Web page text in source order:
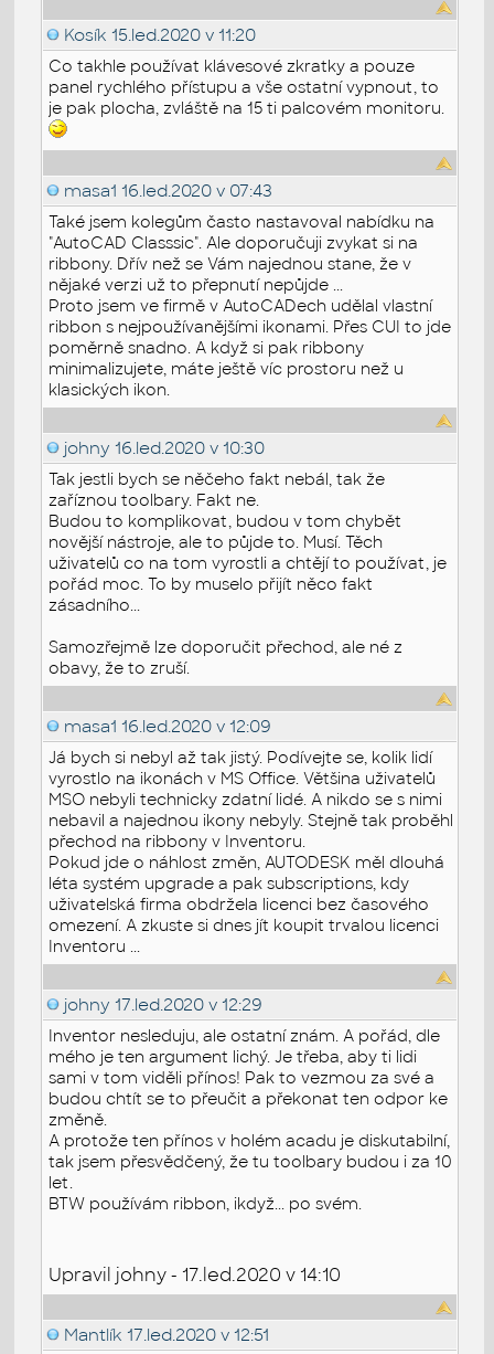
Kosík 15.led.2020 v 11:20
Co takhle používat klávesové zkratky a pouze
panel rychlého přístupu a vše ostatní vypnout, to
je pak plocha, zvláště na 15 ti palcovém monitoru.
masa1 16.led.2020 v 07:43
Také jsem kolegům často nastavoval nabídku na
"AutoCAD Classsic". Ale doporučuji zvykat si na
ribbony. Dřív než se Vám najednou stane, že v
nějaké verzi už to přepnutí nepůjde ...
Proto jsem ve firmě v AutoCADech udělal vlastní
ribbon s nejpoužívanějšími ikonami. Přes CUI to jde
poměrně snadno. A když si pak ribbony
minimalizujete, máte ještě víc prostoru než u
klasických ikon.
johny 16.led.2020 v 10:30
Tak jestli bych se něčeho fakt nebál, tak že
zaříznou toolbary. Fakt ne.
Budou to komplikovat, budou v tom chybět
novější nástroje, ale to půjde to. Musí. Těch
uživatelů co na tom vyrostli a chtějí to používat, je
pořád moc. To by muselo přijít něco fakt
zásadního...
Samozřejmě lze doporučit přechod, ale né z
obavy, že to zruší.
masa1 16.led.2020 v 12:09
Já bych si nebyl až tak jistý. Podívejte se, kolik lidí
vyrostlo na ikonách v MS Office. Většina uživatelů
MSO nebyli technicky zdatní lidé. A nikdo se s nimi
nebavil a najednou ikony nebyly. Stejně tak proběhl
přechod na ribbony v Inventoru.
Pokud jde o náhlost změn, AUTODESK měl dlouhá
léta systém upgrade a pak subscriptions, kdy
uživatelská firma obdržela licenci bez časového
omezení. A zkuste si dnes jít koupit trvalou licenci
Inventoru ...
johny 17.led.2020 v 12:29
Inventor nesleduju, ale ostatní znám. A pořád, dle
mého je ten argument lichý. Je třeba, aby ti lidi
sami v tom viděli přínos! Pak to vezmou za své a
budou chtít se to přeučit a překonat ten odpor ke
změně.
A protože ten přínos v holém acadu je diskutabilní,
tak jsem přesvědčený, že tu toolbary budou i za 10
let.
BTW používám ribbon, ikdyž... po svém.
Upravil johny - 17.led.2020 v 14:10
Mantlík 17.led.2020 v 12:51